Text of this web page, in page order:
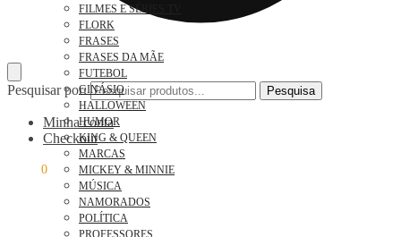
Pesquisar por: Pesquisa
Minha conta
Checkout
0
FILMES E SÉRIES TV
FLORK
FRASES
FRASES DA MÃE
FUTEBOL
GINÁSIO
HALLOWEEN
HUMOR
KING & QUEEN
MARCAS
MICKEY & MINNIE
MÚSICA
NAMORADOS
POLÍTICA
PROFESSORES